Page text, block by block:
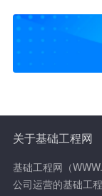
关于基础工程网
基础工程网（
公司运营的基础工